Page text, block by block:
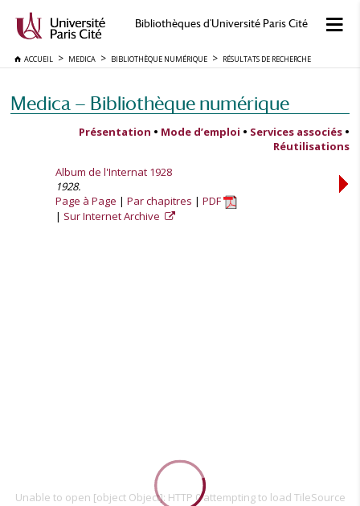
Bibliothèques d'Université Paris Cité
ACCUEIL MEDICA BIBLIOTHÈQUE NUMÉRIQUE RÉSULTATS DE RECHERCHE
Medica — Bibliothèque numérique
Présentation • Mode d’emploi • Services associés •
Réutilisations
Album de l'Internat 1928
1928.
Page à Page
Par chapitres
PDF
Sur Internet Archive
Unable to open [object Object]: HTTP 0 attempting to load TileSource